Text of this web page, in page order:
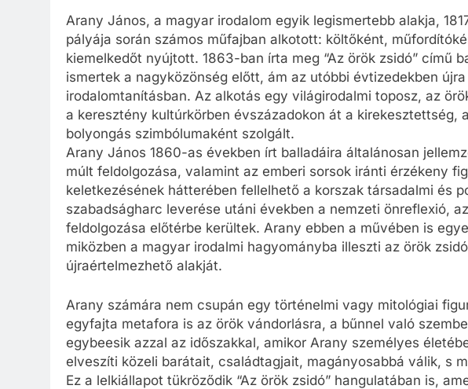
Arany János, a magyar irodalom egyik legismertebb alakja,
pályája során számos műfajban alkotott: költőként,
kiemelkedőt nyújtott. 1863-ban írta meg “Az örök zsidó” című
ismertek a nagyközönség előtt, ám az utóbbi évtizedekben
irodalomtanításban. Az alkotás egy világirodalmi toposz, az
a keresztény kultúrkörben évszázadokon át a kirekesztettség,
bolyongás szimbólumaként szolgált.
Arany János 1860-as években írt balladáira általánosan
múlt feldolgozása, valamint az emberi sorsok iránti érzékeny
keletkezésének hátterében fellelhető a korszak társadalmi és
szabadságharc leverése utáni években a nemzeti önreflexió,
feldolgozása előtérbe kerültek. Arany ebben a művében is
miközben a magyar irodalmi hagyományba illeszti az örök
újraértelmezhető alakját.
Arany számára nem csupán egy történelmi vagy mitológiai
egyfajta metafora is az örök vándorlásra, a bűnnel való
egybeesik azzal az időszakkal, amikor Arany személyes
elveszíti közeli barátait, családtagjait, magányosabbá válik, s
Ez a lelkiállapot tükröződik “Az örök zsidó” hangulatában is,